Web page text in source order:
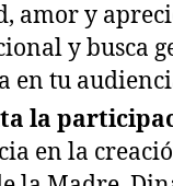
amor y
y busca
en tu
la
en la